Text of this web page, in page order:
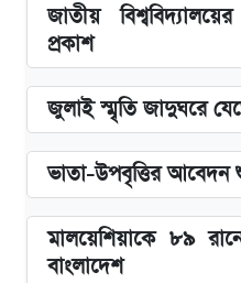
জাতীয়
প্রকাশ
জুলাই স্মৃতি জাদুঘরে
ভাতা-উপবৃত্তির আবেদন
মালয়েশিয়াকে ৮৯
বাংলাদেশ